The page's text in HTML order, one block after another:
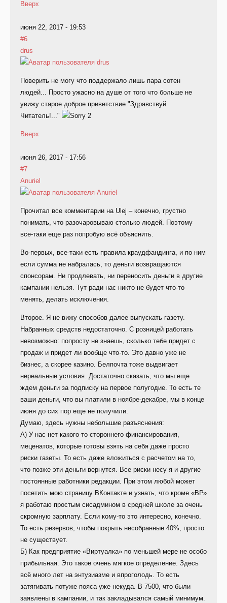
Вверх
июня 22, 2017 - 19:53
#6
drus
Поверить не могу что поддержало лишь пара сотен
людей... Просто ужасно на душе от того что больше не
увижу старое доброе приветствие "Здравствуй
Читатель!..."
Вверх
июня 26, 2017 - 17:56
#7
Anuriel
Прочитал все комментарии на Ulej – конечно, грустно
понимать, что разочаровываю столько людей. Поэтому
все-таки еще раз попробую всё объяснить.
Во-первых, все-таки есть правила краудфандинга, и по ним
если сумма не набралась, то деньги возвращаются
спонсорам. Ни продлевать, ни переносить деньги в другие
кампании нельзя. Тут ради нас никто не будет что-то
менять, делать исключения.
Второе. Я не вижу способов далее выпускать газету.
Набранных средств недостаточно. С розницей работать
невозможно: попросту не знаешь, сколько тебе придет с
продаж и придет ли вообще что-то. Это давно уже не
бизнес, а скорее казино. Белпочта тоже выдвигает
нереальные условия. Достаточно сказать, что мы еще
ждем деньги за подписку на первое полугодие. То есть те
ваши деньги, что вы платили в ноябре-декабре, мы в конце
июня до сих пор еще не получили.
Думаю, здесь нужны небольшие разъяснения:
А) У нас нет какого-то стороннего финансирования,
меценатов, которые готовы взять на себя даже просто
риски газеты. То есть даже вложиться с расчетом на то,
что позже эти деньги вернутся. Все риски несу я и другие
постоянные работники редакции. При этом любой может
посетить мою страницу ВКонтакте и узнать, что кроме «ВР»
я работаю простым сисадмином в средней школе за очень
скромную зарплату. Если кому-то это интересно, конечно.
То есть резервов, чтобы покрыть несобранные 40%, просто
не существует.
Б) Как предприятие «Виртуалка» по меньшей мере не особо
прибыльная. Это такое очень мягкое определение. Здесь
всё много лет на энтузиазме и впроголодь. То есть
затягивать потуже пояса уже некуда. В 7500, что были
заявлены в кампании, и так закладывался самый минимум.